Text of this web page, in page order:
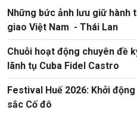
Những bức ảnh lưu giữ hành trình 50 năm quan
giao Việt Nam - Thái Lan
Chuỗi hoạt động chuyên đề
lãnh tụ Cuba Fidel Castro
Festival Huế 2026: Khởi
sắc Cố đô